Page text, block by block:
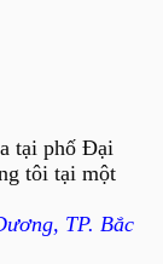
tại phố Đại
tôi tại một
TP. Bắc